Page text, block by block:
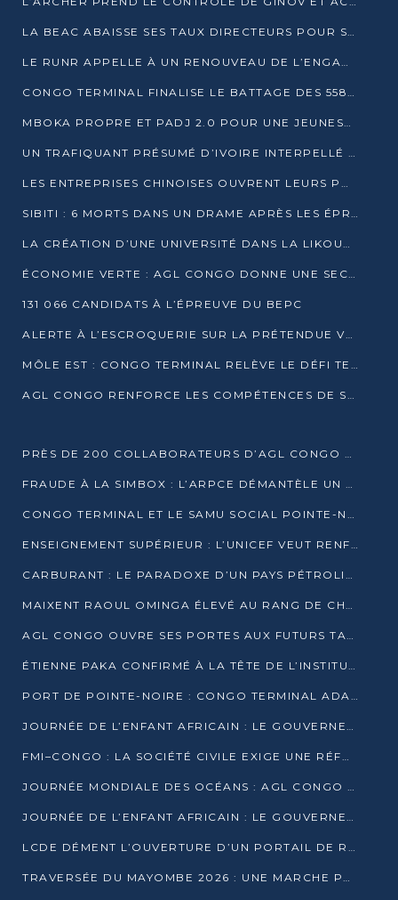
LA BEAC ABAISSE SES TAUX DIRECTEURS POUR SOUTENIR LA CROISSANCE EN ZONE CEMAC
LE RUNR APPELLE À UN RENOUVEAU DE L’ENGAGEMENT MILITANT
CONGO TERMINAL FINALISE LE BATTAGE DES 558 PIEUX DU FUTUR QUAI DU MÔLE EST
MBOKA PROPRE ET PADJ 2.0 POUR UNE JEUNESSE PLUS AUTONOME
UN TRAFIQUANT PRÉSUMÉ D’IVOIRE INTERPELLÉ À DOLISIE
LES ENTREPRISES CHINOISES OUVRENT LEURS PORTES AUX JEUNES DIPLÔMÉS
SIBITI : 6 MORTS DANS UN DRAME APRÈS LES ÉPREUVES DU BEPC
LA CRÉATION D’UNE UNIVERSITÉ DANS LA LIKOUALA AU CŒUR D’UNE RÉFLEXION NATIONALE
ÉCONOMIE VERTE : AGL CONGO DONNE UNE SECONDE VIE À SES DÉCHETS INDUSTRIELS
131 066 CANDIDATS À L’ÉPREUVE DU BEPC
ALERTE À L’ESCROQUERIE SUR LA PRÉTENDUE VENTE DE PARCELLES AFAT
MÔLE EST : CONGO TERMINAL RELÈVE LE DÉFI TECHNIQUE DES SABLES BITUMINEUX
AGL CONGO RENFORCE LES COMPÉTENCES DE SES ÉQUIPES AVEC LA CERTIFICATION CACES® R483
PRÈS DE 200 COLLABORATEURS D’AGL CONGO EN FORMATION JUSQU’EN JUILLET
FRAUDE À LA SIMBOX : L’ARPCE DÉMANTÈLE UN RÉSEAU UTILISANT DES CARTES SIM OUGANDAISES
CONGO TERMINAL ET LE SAMU SOCIAL POINTE-NOIRE RENOUVELLENT LEUR PARTENARIAT EN FAVEUR DES JEUNES VULNÉRABLES
ENSEIGNEMENT SUPÉRIEUR : L’UNICEF VEUT RENFORCER LA RECHERCHE SUR LES QUESTIONS DE L’ENFANCE
CARBURANT : LE PARADOXE D’UN PAYS PÉTROLIER CONFRONTÉ À DES PÉNURIES RÉCURRENTES
MAIXENT RAOUL OMINGA ÉLEVÉ AU RANG DE CHEVALIER DE L’ORDRE DE L’AMITIÉ ENTRE LA RUSSIE ET LE CONGO
AGL CONGO OUVRE SES PORTES AUX FUTURS TALENTS DE LA LOGISTIQUE
ÉTIENNE PAKA CONFIRMÉ À LA TÊTE DE L’INSTITUT GÉOGRAPHIQUE NATIONAL
PORT DE POINTE-NOIRE : CONGO TERMINAL ADAPTE SON DRAGAGE AUX SABLES BITUMINEUX
JOURNÉE DE L’ENFANT AFRICAIN : LE GOUVERNEMENT RÉAFFIRME SON ENGAGEMENT POUR L’ACCÈS À L’EAU ET À L’ASSAINISSEMENT
FMI–CONGO : LA SOCIÉTÉ CIVILE EXIGE UNE RÉFORME DE LA FISCALITÉ PÉTROLIÈRE
JOURNÉE MONDIALE DES OCÉANS : AGL CONGO MOBILISE SES COLLABORATEURS POUR LA PRÉSERVATION DE LA BIODIVERSITÉ MARINE
JOURNÉE DE L’ENFANT AFRICAIN : LE GOUVERNEMENT MOBILISÉ POUR L’HYGIÈNE DANS LES ORPHELINATS
LCDE DÉMENT L’OUVERTURE D’UN PORTAIL DE RECRUTEMENT ET APPELLE À LA VIGILANCE
TRAVERSÉE DU MAYOMBE 2026 : UNE MARCHE POUR SENSIBILISER ET DÉPISTER AU DIABÈTE